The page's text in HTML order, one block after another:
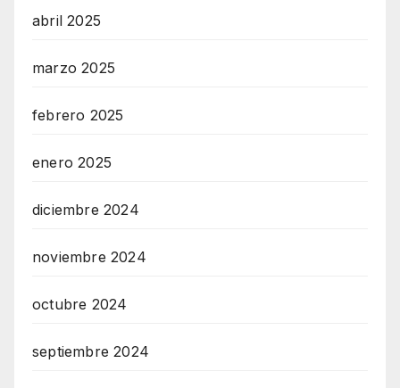
abril 2025
marzo 2025
febrero 2025
enero 2025
diciembre 2024
noviembre 2024
octubre 2024
septiembre 2024